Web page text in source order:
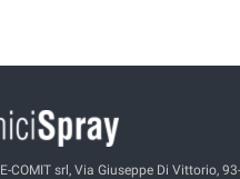
E-COMIT srl, Via Giuseppe Di Vittorio,